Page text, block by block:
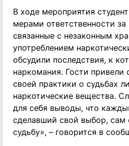
В ходе мероприятия
мерами ответственности за
связанные с незаконным
употреблением
обсудили последствия, к
наркомания. Гости
своей практики о судьбах
наркотические вещества.
для себя выводы, что
сделавший свой выбор, сам
судьбу», – говорится в